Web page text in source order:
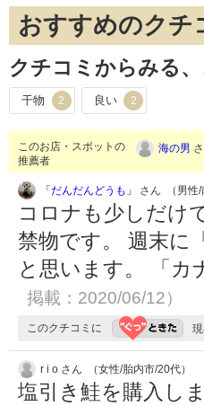
おすすめのクチ
クチコミからみる
干物 2 良い 2
このお店・スポットの
推薦者
海の男
「だんだんどうも」 さん （男性/
コロナも少しだけ
禁物です。 週末に
と思います。 「
掲載：2020/06/12）
このクチコミに 現
r i o さん （女性/胎内市/20代）
塩引き鮭を購入し